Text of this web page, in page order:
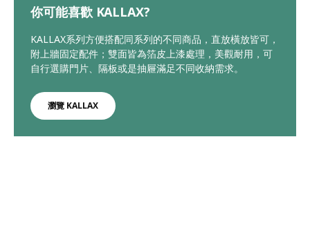
你可能喜歡 KALLAX?
KALLAX系列方便搭配同系列的不同商品，直放橫放皆可，
附上牆固定配件；雙面皆為箔皮上漆處理，美觀耐用，可
自行選購門片、隔板或是抽屜滿足不同收納需求。
瀏覽 KALLAX